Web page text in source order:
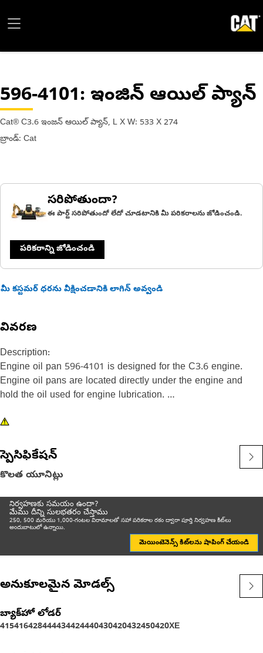
596-4101: ఇంజిన్ ఆయిల్ ప్యాన్
Cat® C3.6 ఇంజన్ ఆయిల్ ప్యాన్, L X W: 533 X 274
బ్రాండ్: Cat
సరిపోతుందా?
ఈ పార్ట్ సరిపోతుందో లేదో చూడటానికి మీ పరికరాలను జోడించండి.
పరికరాన్ని జోడించండి
మీ కస్టమర్ ధరను వీక్షించడానికి లాగిన్ అవ్వండి
వివరణ
Description:
Engine oil pan 596-4101 is designed for the C3.6 engine.
Engine oil pans are located directly under the engine and
hold the oil used for engine lubrication.
Attributes:
• Length: 533mm (20.98 inches)
• Width: 274mm (10.79 inches)
• Height: 164mm (6.44 inches)
Application:
Consult your owner's manual or contact your local Cat Dealer
స్పెసిఫికేషన్
కొలత యూనిట్లు
నిర్వహణకు సమయం ఉందా?
మేము దీన్ని సులభతరం చేస్తాము
250, 500 మరియు 1,000-గంటల విరామాలతో సహా పరికరాల రకం ద్వారా పూర్తి నిర్వహణ కిట్‌లు
అందుబాటులో ఉన్నాయి.
మెయింటెనెన్స్ కిట్‌లను షాపింగ్ చేయండి
అనుకూలమైన మోడల్స్
బ్యాక్‌హో లోడర్
415416428444434424440430420432450420XE